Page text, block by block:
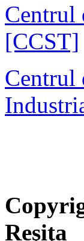
Centrul
[CCST]
Centrul